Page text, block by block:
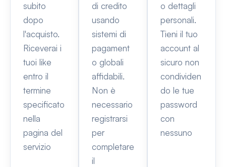
subito
dopo
l'acquisto.
Riceverai i
tuoi like
entro il
termine
specificato
nella
pagina del
servizio
di credito
usando
sistemi di
pagament
o globali
affidabili.
Non è
necessario
registrarsi
per
completare
il
o dettagli
personali.
Tieni il tuo
account al
sicuro non
condividen
do le tue
password
con
nessuno